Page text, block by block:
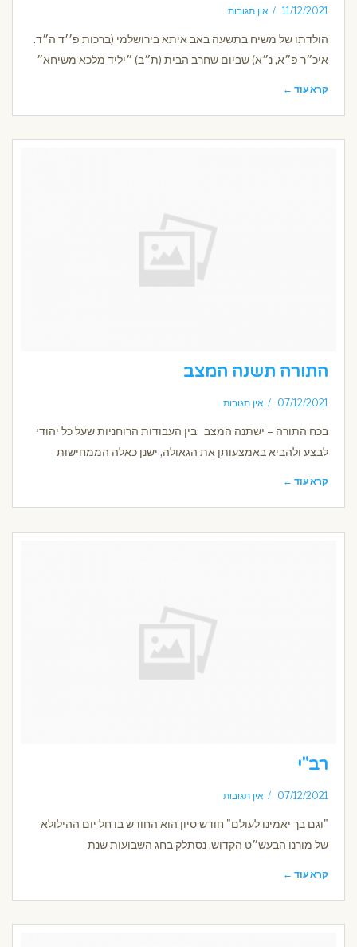
11/12/2021 אין תגובות
הולדתו של משיח בתשעה באב איתא בירושלמי (ברכות פ׳׳ד ה״ד.
איכ״ר פ״א, נ״א) שביום שחרב הבית (ת״ב) ״יליד מלכא משיחא״
קרא עוד ←
התורה תשנה המצב
07/12/2021 אין תגובות
בכח התורה – ישתנה המצב בין העבודות הרוחניות שעל כל יהודי
לבצע ולהביא באמצעותן את הגאולה, ישנן כאלה הממחישות
קרא עוד ←
רב"י
07/12/2021 אין תגובות
"וגם בך יאמינו לעולם" חודש סיון הוא החודש בו חל יום ההילולא
של מורנו הבעש״ט הקדוש. נסתלק בחג השבועות שנת
קרא עוד ←